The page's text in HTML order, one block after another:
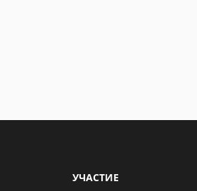
УЧАСТИЕ